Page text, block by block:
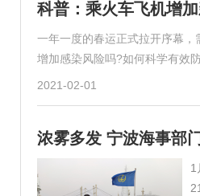
科普：乘火车飞机增
一年一度的春运正式拉开序幕
增加感染风险吗?如何科学有效
2021-02-01
浓雾多发 宁波海事部
1